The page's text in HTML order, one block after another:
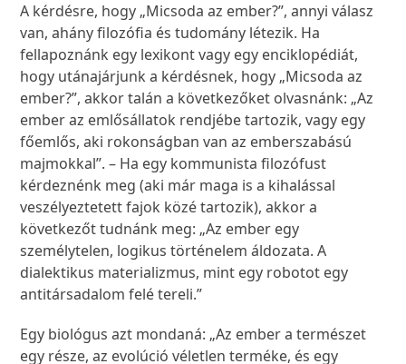
A kérdésre, hogy „Micsoda az ember?”, annyi válasz
van, ahány filozófia és tudomány létezik. Ha
fellapoznánk egy lexikont vagy egy enciklopédiát,
hogy utánajárjunk a kérdésnek, hogy „Micsoda az
ember?”, akkor talán a következőket olvasnánk: „Az
ember az emlősállatok rendjébe tartozik, vagy egy
főemlős, aki rokonságban van az emberszabású
majmokkal”. – Ha egy kommunista filozófust
kérdeznénk meg (aki már maga is a kihalással
veszélyeztetett fajok közé tartozik), akkor a
következőt tudnánk meg: „Az ember egy
személytelen, logikus történelem áldozata. A
dialektikus materializmus, mint egy robotot egy
antitársadalom felé tereli.”
Egy biológus azt mondaná: „Az ember a természet
egy része, az evolúció véletlen terméke, és egy